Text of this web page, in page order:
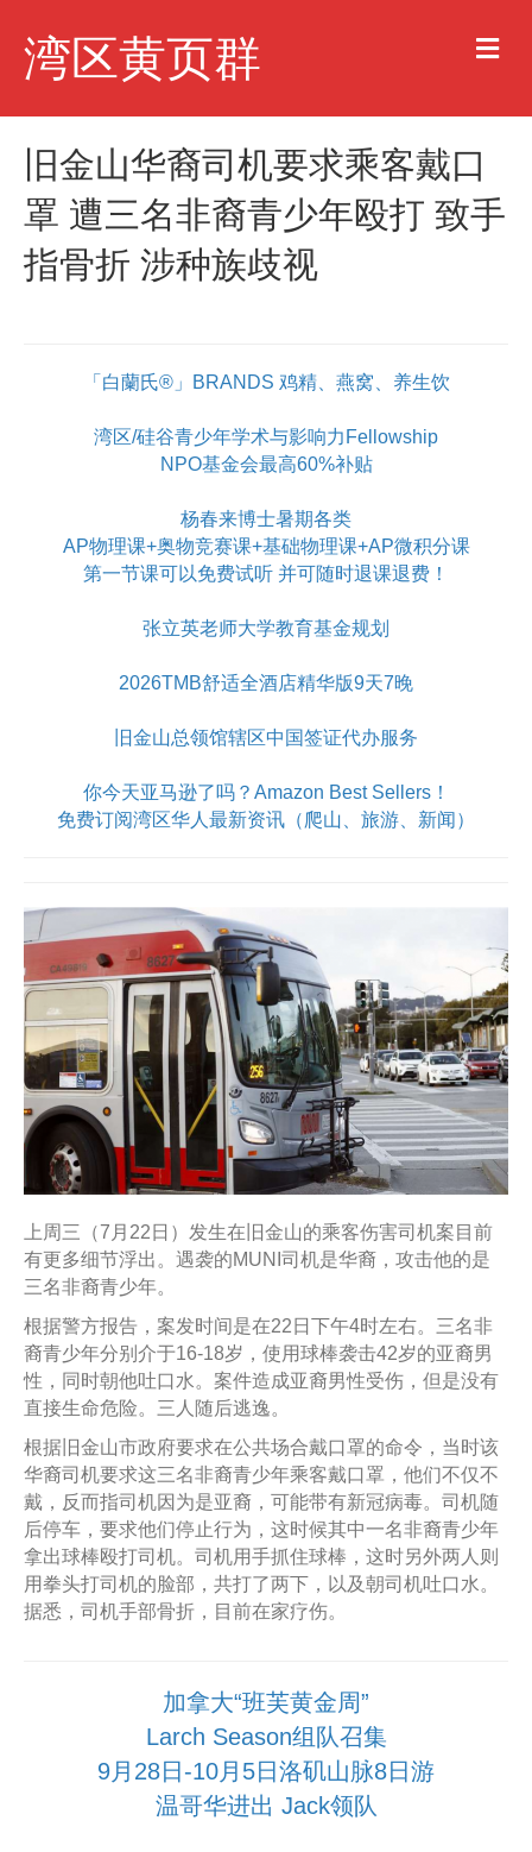
湾区黄页群 M
e
u
旧金山华裔司机要求乘客戴口
罩 遭三名非裔青少年殴打 致手
指骨折 涉种族歧视
「白蘭氏®」BRANDS 鸡精、燕窝、养生饮
湾区/硅谷青少年学术与影响力Fellowship
NPO基金会最高60%补贴
杨春来博士暑期各类
AP物理课+奥物竞赛课+基础物理课+AP微积分课
第一节课可以免费试听 并可随时退课退费！
张立英老师大学教育基金规划
2026TMB舒适全酒店精华版9天7晚
旧金山总领馆辖区中国签证代办服务
你今天亚马逊了吗？Amazon Best Sellers！
免费订阅湾区华人最新资讯（爬山、旅游、新闻）
上周三（7月22日）发生在旧金山的乘客伤害司机案目前
有更多细节浮出。遇袭的MUNI司机是华裔，攻击他的是
三名非裔青少年。
根据警方报告，案发时间是在22日下午4时左右。三名非
裔青少年分别介于16-18岁，使用球棒袭击42岁的亚裔男
性，同时朝他吐口水。案件造成亚裔男性受伤，但是没有
直接生命危险。三人随后逃逸。
根据旧金山市政府要求在公共场合戴口罩的命令，当时该
华裔司机要求这三名非裔青少年乘客戴口罩，他们不仅不
戴，反而指司机因为是亚裔，可能带有新冠病毒。司机随
后停车，要求他们停止行为，这时候其中一名非裔青少年
拿出球棒殴打司机。司机用手抓住球棒，这时另外两人则
用拳头打司机的脸部，共打了两下，以及朝司机吐口水。
据悉，司机手部骨折，目前在家疗伤。
加拿大“班芙黄金周”
Larch Season组队召集
9月28日-10月5日洛矶山脉8日游
温哥华进出 Jack领队